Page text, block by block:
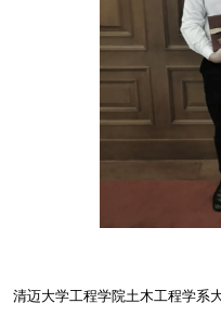
清迈大学工程学院土木工程学